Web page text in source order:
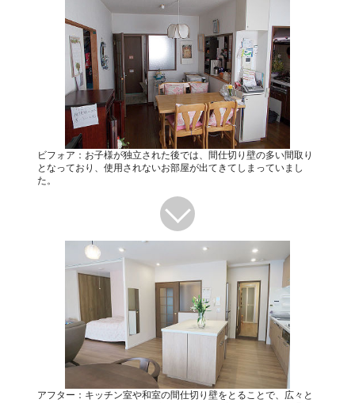
ビフォア：お子様が独立された後では、間仕切り壁の多い間取り
となっており、使用されないお部屋が出てきてしまっていまし
た。
アフター：キッチン室や和室の間仕切り壁をとることで、広々と